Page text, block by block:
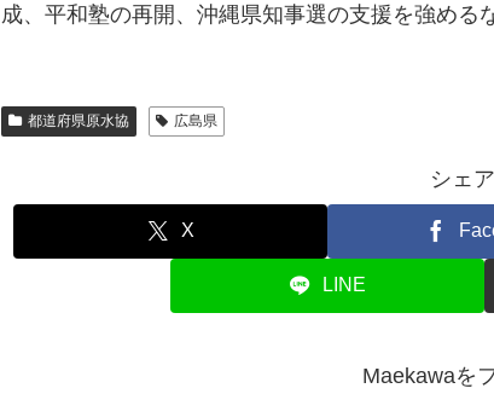
成、平和塾の再開、沖縄県知事選の支援を強める
都道府県原水協 広島県
シェ
X
LINE
Maekawaを